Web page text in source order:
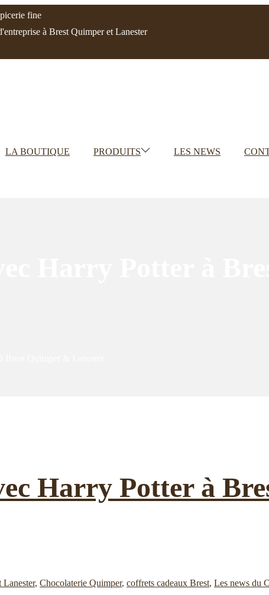
fine
à Brest Quimper et Lanester
LA BOUTIQUE PRODUITS LES NEWS
Harry Potter à
Lanester, Chocolaterie Quimper, coffrets cadeaux Brest, Les news du